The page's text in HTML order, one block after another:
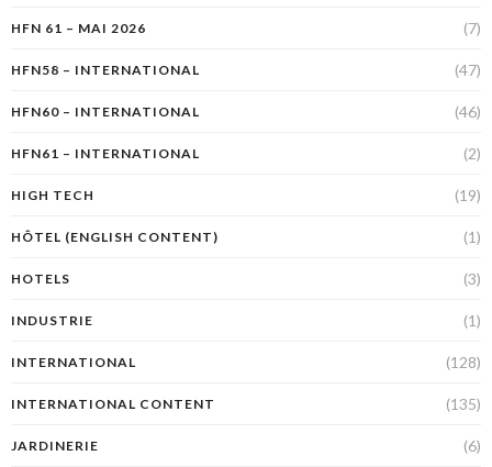
HFN 61 – MAI 2026 (7)
HFN58 – INTERNATIONAL (47)
HFN60 – INTERNATIONAL (46)
HFN61 – INTERNATIONAL (2)
HIGH TECH (19)
HÔTEL (ENGLISH CONTENT) (1)
HOTELS (3)
INDUSTRIE (1)
INTERNATIONAL (128)
INTERNATIONAL CONTENT (135)
JARDINERIE (6)